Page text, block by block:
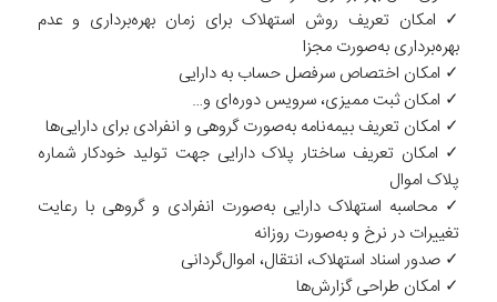
✓ امکان تعریف روش استهلاک برای زمان بهره‌برداری و عدم
بهره‌برداری به‌صورت مجزا
✓ امکان اختصاص سرفصل حساب به دارایی
✓ امکان ثبت ممیزی، ‌سرویس دوره‌ای و…
✓ امکان تعریف بیمه‌نامه به‌صورت گروهی و انفرادی برای دارایی‌ها
✓ امکان تعریف ساختار پلاک دارایی جهت تولید خودکار شماره
پلاک اموال
✓ محاسبه استهلاک دارایی به‌صورت انفرادی و گروهی با رعایت
تغییرات در نرخ و به‌صورت روزانه
✓ صدور اسناد استهلاک، انتقال، اموال‌گردانی
✓ امکان طراحی ‌‌گزارش‌ها